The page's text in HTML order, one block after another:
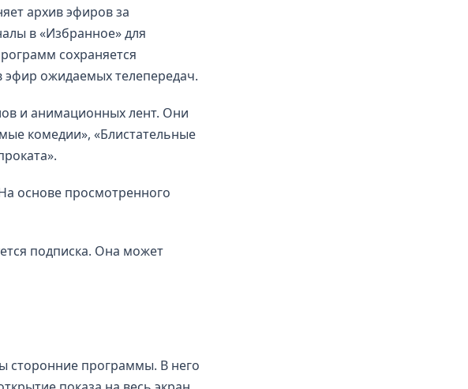
архив эфиров за
в «Избранное» для
сохраняется
эфир ожидаемых телепередач.
и анимационных лент. Они
комедии», «Блистательные
основе просмотренного
подписка. Она может
сторонние программы. В него